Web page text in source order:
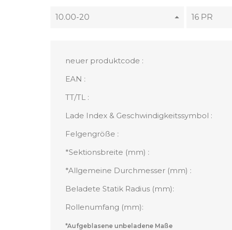
10.00-20 16 PR
neuer produktcode :
EAN :
TT/TL :
Lade Index & Geschwindigkeitssymbol :
Felgengröße :
*Sektionsbreite (mm) :
*Allgemeine Durchmesser (mm) :
Beladete Statik Radius (mm):
Rollenumfang (mm):
*Aufgeblasene unbeladene Maße